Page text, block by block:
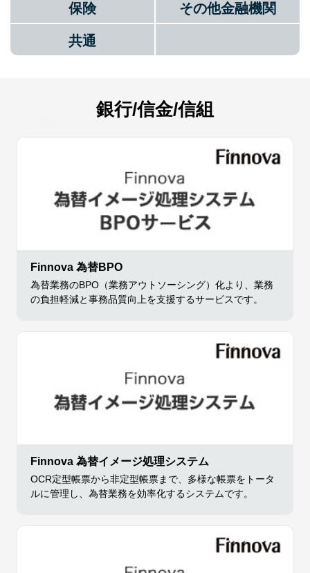
保険 その他金融機関
共通
銀行/信金/信組
Finnova 為替BPO
為替業務のBPO（業務アウトソーシング）化より、業務
の負担軽減と事務品質向上を支援するサービスです。
Finnova 為替イメージ処理システム
OCR定型帳票から非定型帳票まで、多様な帳票をトータ
ルに管理し、為替業務を効率化するシステムです。